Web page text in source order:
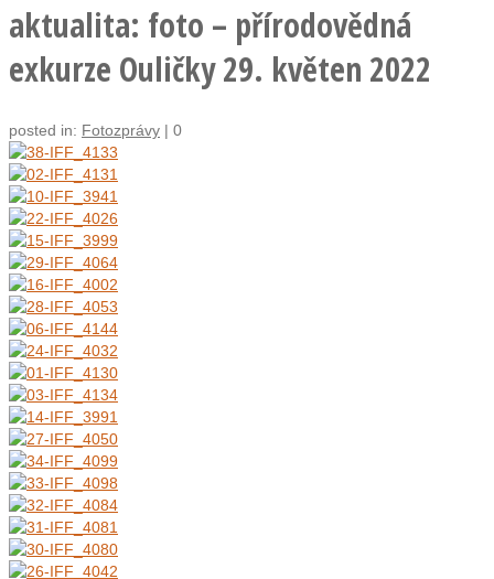
aktualita: foto – přírodovědná
exkurze Ouličky 29. květen 2022
posted in: Fotozprávy | 0